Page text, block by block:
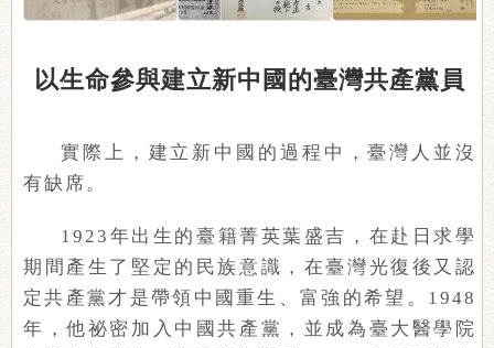
以生命參與建立新中國的臺灣共產黨員
實際上，建立新中國的過程中，臺灣人並沒
有缺席。
1923年出生的臺籍菁英葉盛吉，在赴日求學
期間產生了堅定的民族意識，在臺灣光復後又認
定共產黨才是帶領中國重生、富強的希望。1948
年，他祕密加入中國共產黨，並成為臺大醫學院